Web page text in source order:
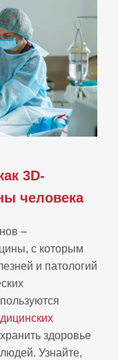
3D-
человека
–
с которым
и патологий
здоровье
Узнайте,